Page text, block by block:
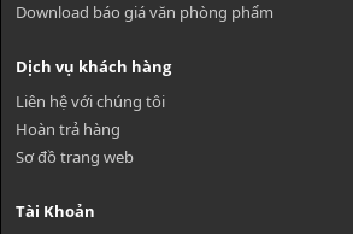
Download báo giá văn phòng phẩm
Dịch vụ khách hàng
Liên hệ với chúng tôi
Hoàn trả hàng
Sơ đồ trang web
Tài Khoản